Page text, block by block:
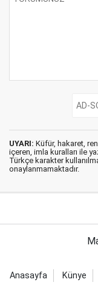
UYARI: Küfür, hakaret,
içeren, imla kuralları ile
Türkçe karakter
onaylanmamaktadır.
Anasayfa Künye